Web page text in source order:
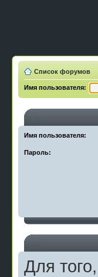
Список форумов
Имя пользователя:
Имя пользователя:
Пароль:
Для